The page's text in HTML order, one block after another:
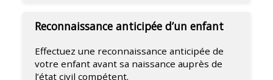
Reconnaissance anticipée d’un enfant
Effectuez une reconnaissance anticipée de
votre enfant avant sa naissance auprès de
l’état civil compétent.